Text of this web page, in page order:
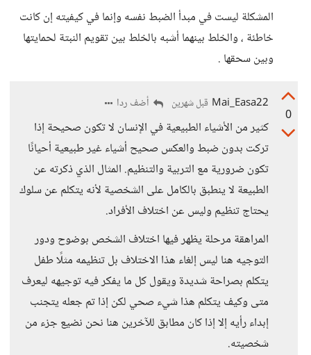
المشكلة ليست في مبدأ الضبط نفسه وإنما في كيفيته إن كانت
خاطئة ، والخلط بينهما أشبه بالخلط بين تقويم النبتة لحمايتها
وبين سحقها .
0
Mai_Easa22 قبل شهرين أضف ردا
كثير من الأشياء الطبيعية في الإنسان لا تكون صحيحة إذا
تركت بدون ضبط والعكس صحيح أشياء غير طبيعية أحيانًا
تكون ضرورية مع التربية والتنظيم. المثال الذي ذكرته عن
الطبيعة لا ينطبق بالكامل على الشخصية لأنه يتكلم عن سلوك
يحتاج تنظيم وليس عن اختلاف الأفراد.
المراهقة مرحلة يظهر فيها اختلاف الشخص بوضوح ودور
التوجيه هنا ليس إلغاء هذا الاختلاف بل تنظيمه مثلًا طفل
يتكلم بصراحة شديدة ويقول كل ما يفكر فيه توجيهه ليعرف
متى وكيف يتكلم هذا شيء صحي لكن إذا تم جعله يتجنب
إبداء رأيه إلا إذا كان مطابق للآخرين هنا نحن نضيع جزء من
شخصيته.